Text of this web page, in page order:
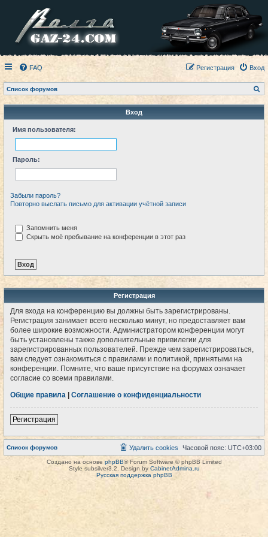
FAQ Вход
Регистрация
Список форумов
о
с
Вход
Имя пользователя:
Пароль:
Забыли пароль?
Повторно выслать письмо для активации учётной записи
Запомнить меня
Скрыть моё пребывание на конференции в этот раз
Регистрация
Для входа на конференцию вы должны быть зарегистрированы.
Регистрация занимает всего несколько минут, но предоставляет вам
более широкие возможности. Администратором конференции могут
быть установлены также дополнительные привилегии для
зарегистрированных пользователей. Прежде чем зарегистрироваться,
вам следует ознакомиться с правилами и политикой, принятыми на
конференции. Помните, что ваше присутствие на форумах означает
согласие со всеми правилами.
Общие правила
Соглашение о конфиденциальности
Регистрация
Список форумов Часовой пояс: UTC+03:00
Удалить cookies
Создано на основе phpBB® Forum Software © phpBB Limited
Style subsilver3.2. Design by CabinetAdmina.ru
Русская поддержка phpBB